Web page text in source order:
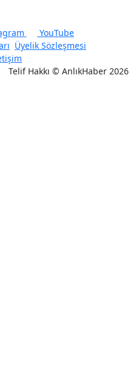
YouTube
Üyelik Sözleşmesi
Telif Hakkı © AnlıkHaber 2026